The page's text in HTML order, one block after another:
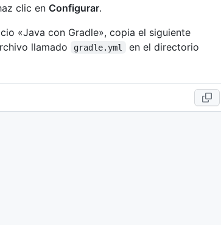
clic en Configurar.
«Java con Gradle», copia el siguiente
llamado
gradle.yml en el directorio